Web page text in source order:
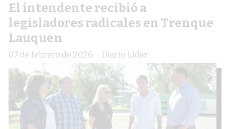
El intendente recibió a
legisladores radicales en Trenque
Lauquen
Diario Lider
07 de febrero de 2026